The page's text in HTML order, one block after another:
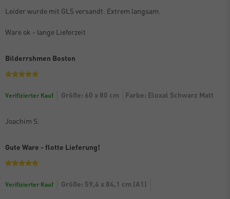
Leider wurde mit GLS versandt. Extrem langsam.
Ware ok - lange Lieferzeit
Bilderrshmen Boston
Verifizierter Kauf Größe: 60 x 80 cm Farbe: Eloxal Schwarz Matt
Joachim S.
Gute Ware - flotte Lieferung!
Verifizierter Kauf Größe: 59,4 x 84,1 cm (A1)